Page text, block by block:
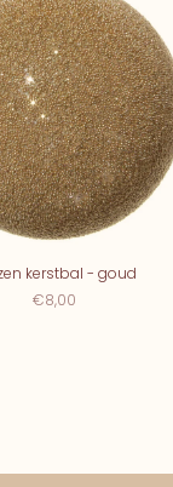
kerstbal - goud
€8,00